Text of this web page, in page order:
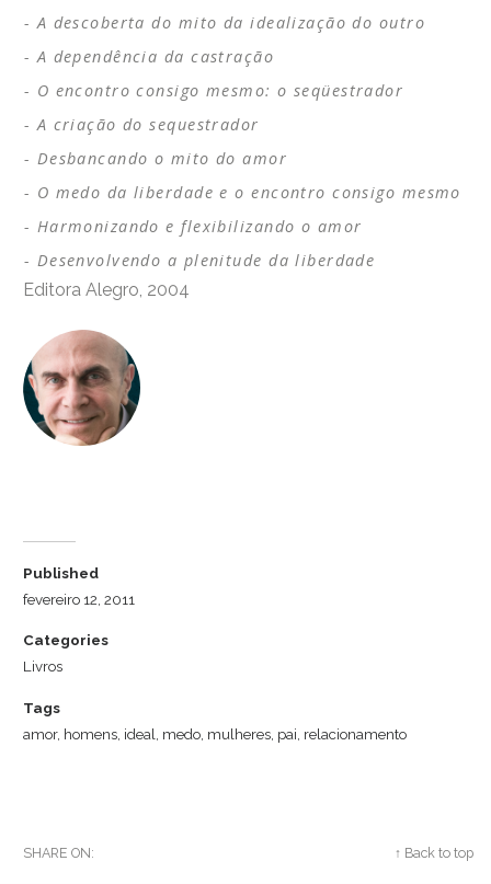
A descoberta do mito da idealização do outro
A dependência da castração
O encontro consigo mesmo: o seqüestrador
A criação do sequestrador
Desbancando o mito do amor
O medo da liberdade e o encontro consigo mesmo
Harmonizando e flexibilizando o amor
Desenvolvendo a plenitude da liberdade
Editora Alegro, 2004
Published
fevereiro 12, 2011
Categories
Livros
Tags
amor, homens ideal medo mulheres pai relacionamento
SHARE ON: ↑ Back to top